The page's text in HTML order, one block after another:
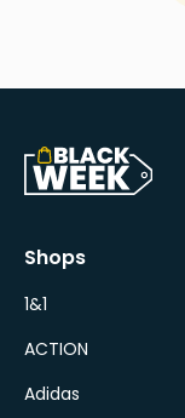
Shops
1&1
ACTION
Adidas